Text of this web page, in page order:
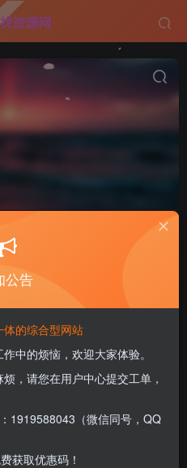
活
前
公告
的综合型网站
中的烦恼，欢迎大家体验。
，请您在用户中心提交工单，
1919588043（微信同号，QQ
获取优惠码！